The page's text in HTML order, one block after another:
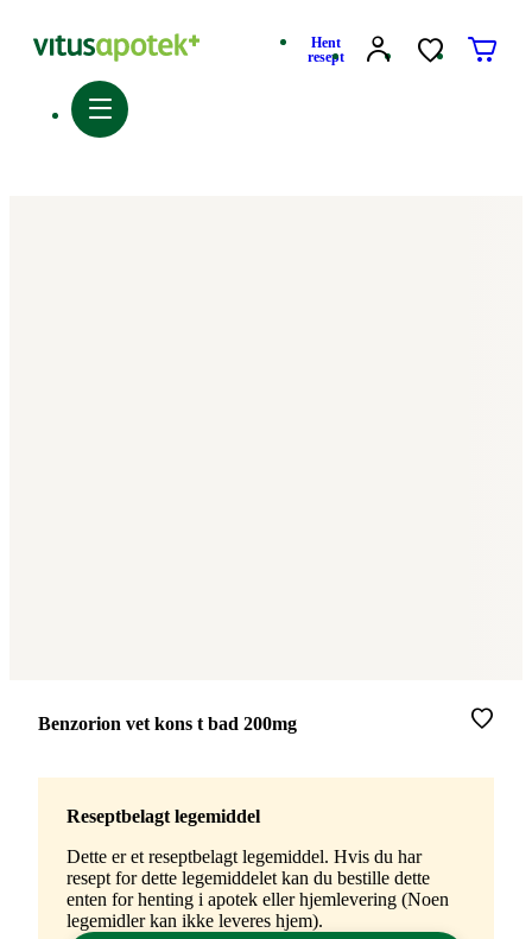
Hent
resept
Merke:
Benzorion vet kons t bad 200mg
Reseptbelagt legemiddel
Dette er et reseptbelagt legemiddel. Hvis du har
resept for dette legemiddelet kan du bestille dette
enten for henting i apotek eller hjemlevering (Noen
legemidler kan ikke leveres hjem).